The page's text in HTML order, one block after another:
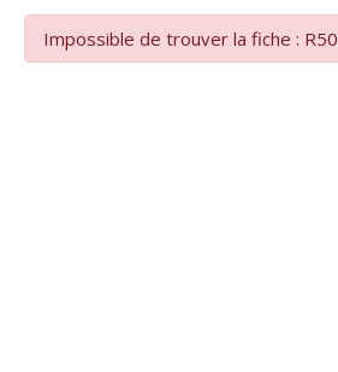
Impossible de trouver la fiche :